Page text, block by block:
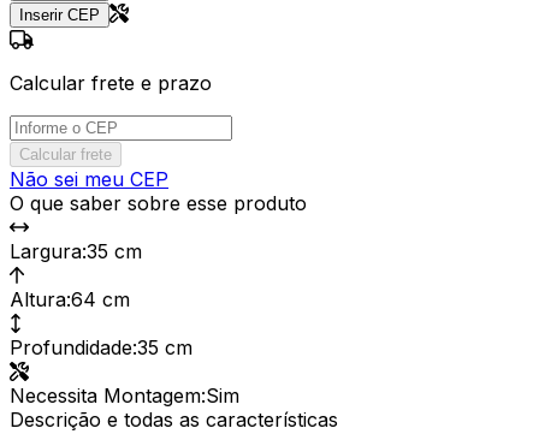
Inserir CEP
Calcular frete e prazo
Calcular frete
Não sei meu CEP
O que saber sobre esse produto
Largura:35 cm
Altura:64 cm
Profundidade:35 cm
Necessita Montagem:Sim
Descrição e todas as características